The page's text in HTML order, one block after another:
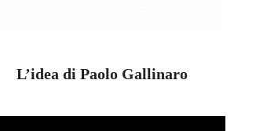
L’idea di Paolo Gallinaro